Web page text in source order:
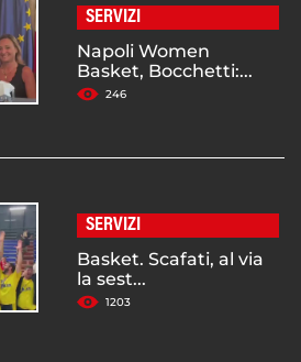
SERVIZI
Napoli Women
Basket, Bocchetti:...
246
SERVIZI
Basket. Scafati, al via
la sest...
1203